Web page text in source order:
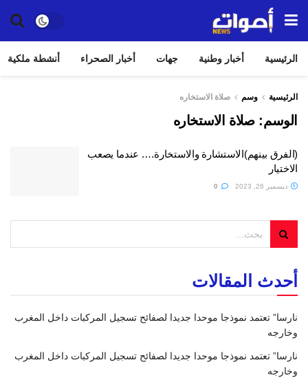
الرئيسية أخبار وطنية جهات أخبار الصحراء أنشطة ملكية
الرئيسية وسم صلاة الاستخاره
الوسم:صلاة الاستخاره
(الفرق بينهم)الاستشارة والاستخارة…. عندما يصعب
الاختيار
ديسمبر 26, 2023
أحدث المقالات
نارسا” تعتمد نموذجا موحدا جديدا لصفائح تسجيل المركبات داخل المغرب
وخارجه
نارسا” تعتمد نموذجا موحدا جديدا لصفائح تسجيل المركبات داخل المغرب
وخارجه